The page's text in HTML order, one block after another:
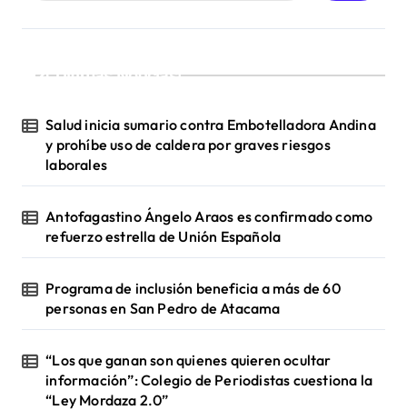
¡Ultimas Noticias!
Salud inicia sumario contra Embotelladora Andina
y prohíbe uso de caldera por graves riesgos
laborales
Antofagastino Ángelo Araos es confirmado como
refuerzo estrella de Unión Española
Programa de inclusión beneficia a más de 60
personas en San Pedro de Atacama
“Los que ganan son quienes quieren ocultar
información”: Colegio de Periodistas cuestiona la
“Ley Mordaza 2.0”